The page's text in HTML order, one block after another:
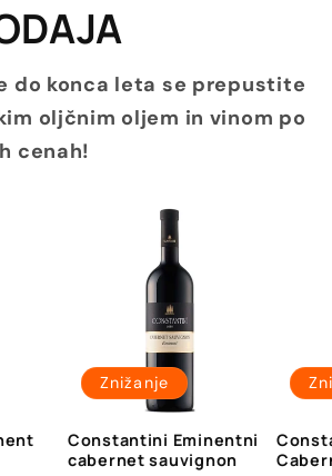
do konca leta se prepustite
oljčnim oljem in vinom po
cenah!
Znižanje
Constantini Eminentni
cabernet sauvignon